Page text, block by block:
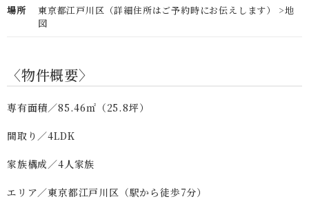
場所 東京都江戸川区（詳細住所はご予約時にお伝えします） >地
図
〈物件概要〉
専有面積／85.46㎡（25.8坪）
間取り／4LDK
家族構成／4人家族
エリア／東京都江戸川区（駅から徒歩7分）